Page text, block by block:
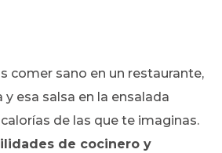
comer sano en un restaurante,
y esa salsa en la ensalada
de las que te imaginas.
de cocinero y